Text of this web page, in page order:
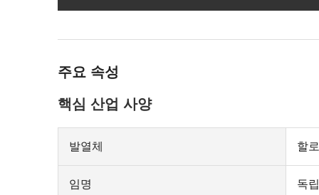
주요 속성
핵심 산업 사양
발열체 할
임명 독